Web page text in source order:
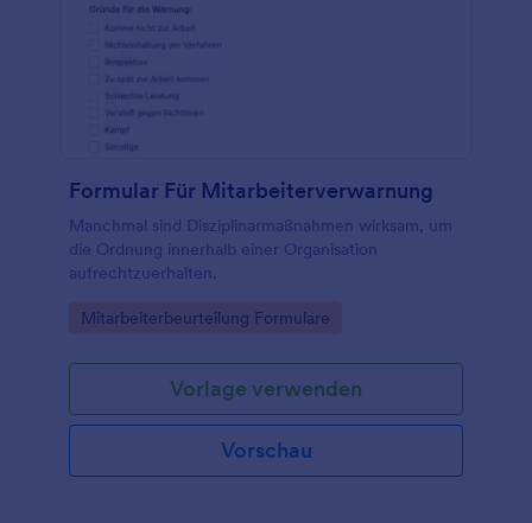
Formular Für Mitarbeiterverwarnung
Manchmal sind Disziplinarmaßnahmen wirksam, um
die Ordnung innerhalb einer Organisation
aufrechtzuerhalten.
Go to Category:
Mitarbeiterbeurteilung Formulare
Vorlage verwenden
Vorschau